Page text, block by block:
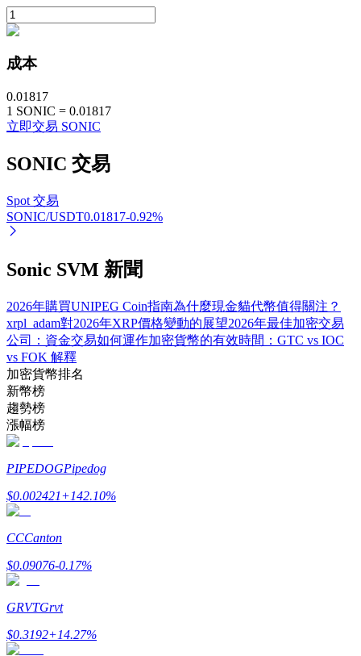
定投理财
學習理財
了解如何賺取穩定收入
Bitrue
合夥人計劃
成本
0.01817
1 SONIC = 0.01817
立即交易 SONIC
SONIC 交易
Spot 交易
SONIC/USDT0.01817-0.92%
Sonic SVM 新聞
2026年購買UNIPEG Coin指南為什麼現金貓代幣值得關注？
xrpl_adam對2026年XRP價格變動的展望2026年最佳加密交易
公司：資金交易如何運作加密貨幣的有效時間：GTC vs IOC
vs FOK 解釋
加密貨幣排名
新幣榜
趨勢榜
漲幅榜
PIPEDOGPipedog
$0.002421+142.10%
CCCanton
$0.09076-0.17%
GRVTGrvt
$0.3192+14.27%